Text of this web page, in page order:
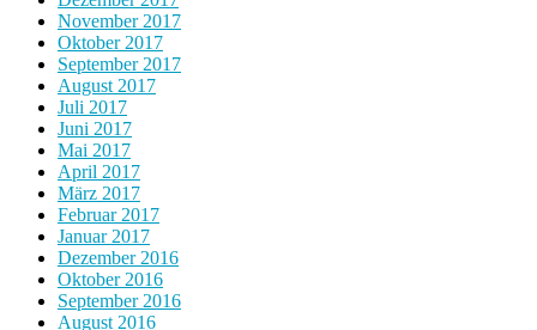
November 2017
Oktober 2017
September 2017
August 2017
Juli 2017
Juni 2017
Mai 2017
April 2017
März 2017
Februar 2017
Januar 2017
Dezember 2016
Oktober 2016
September 2016
August 2016